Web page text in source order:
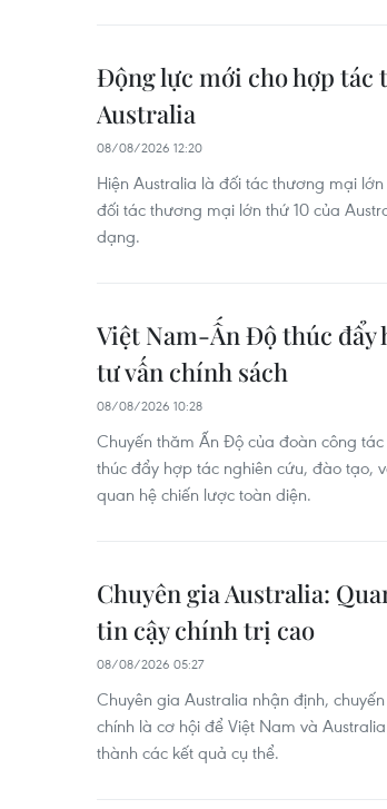
Động lực mới cho hợp tác
Australia
08/08/2026 12:20
Hiện Australia là đối tác thương mại
đối tác thương mại lớn thứ 10 của
dạng.
Việt Nam-Ấn Độ thúc đẩy
tư vấn chính sách
08/08/2026 10:28
Chuyến thăm Ấn Độ của đoàn công
thúc đẩy hợp tác nghiên cứu, đào tạo,
quan hệ chiến lược toàn diện.
Chuyên gia Australia:
tin cậy chính trị cao
08/08/2026 05:27
Chuyên gia Australia nhận định,
chính là cơ hội để Việt Nam và
thành các kết quả cụ thể.